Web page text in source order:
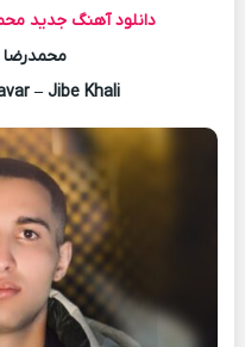
دانلود آهنگ جدید
محمدرضا
– Jibe Khali